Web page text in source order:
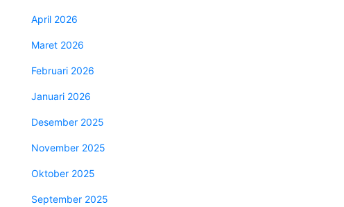
April 2026
Maret 2026
Februari 2026
Januari 2026
Desember 2025
November 2025
Oktober 2025
September 2025